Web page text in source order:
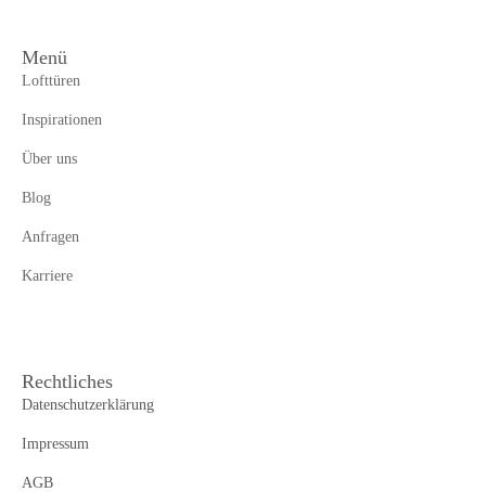
Menü
Lofttüren
Inspirationen
Über uns
Blog
Anfragen
Karriere
Rechtliches
Datenschutzerklärung
Impressum
AGB